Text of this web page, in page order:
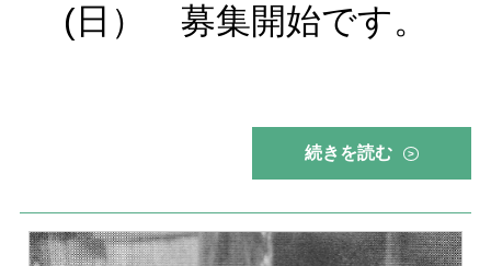
(日） 募集開始です。
続きを読む >